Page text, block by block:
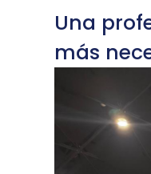
Una
más